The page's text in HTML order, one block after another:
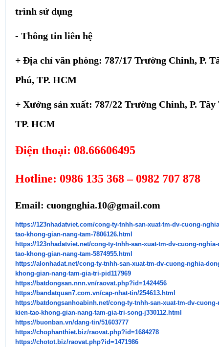
trình sử dụng
- Thông tin liên hệ
+ Địa chỉ văn phòng: 787/17 Trường Chinh, P.
Phú, TP. HCM
+ Xưởng sản xuất: 787/22 Trường Chinh, P.
TP. HCM
Điện thoại: 08.66606495
Hotline: 0986 135 368 – 0982 707 878
Email: cuongnghia.10@gmail.com
https://123nhadatviet.com/cong-ty-tnhh-san-xuat-tm-dv-cuong-
tao-khong-gian-nang-tam-7806126.html
https://123nhadatviet.net/cong-ty-tnhh-san-xuat-tm-dv-cuong-
tao-khong-gian-nang-tam-5874955.html
https://alonhadat.net/cong-ty-tnhh-san-xuat-tm-dv-cuong-nghia-
khong-gian-nang-tam-gia-tri-pid117969
https://batdongsan.nnn.vn/raovat.php?id=1424456
https://bandatquan7.com.vn/cap-nhat-tin/254613.html
https://batdongsanhoabinh.net/cong-ty-tnhh-san-xuat-tm-dv-cuong-
kien-tao-khong-gian-nang-tam-gia-tri-song-j330112.html
https://buonban.vn/dang-tin/51603777
https://chophanthiet.biz/raovat.php?id=1684278
https://chotot.biz/raovat.php?id=1471986